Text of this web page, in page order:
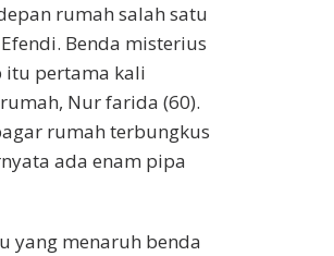
rumah salah satu
Benda misterius
itu pertama kali
Nur farida (60).
rumah terbungkus
ada enam pipa
yang menaruh benda